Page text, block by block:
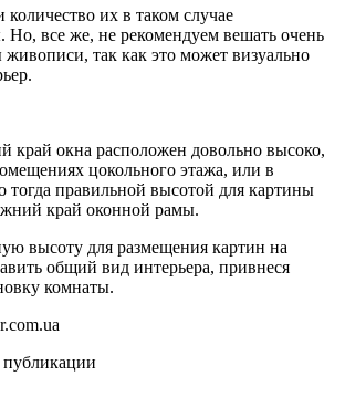
их в таком случае
все же, не рекомендуем вешать очень
так как это может визуально
край окна расположен довольно высоко,
цокольного этажа, или в
тогда правильной высотой для картины
край оконной рамы.
высоту для размещения картин на
общий вид интерьера, привнеся
комнаты.
публикации